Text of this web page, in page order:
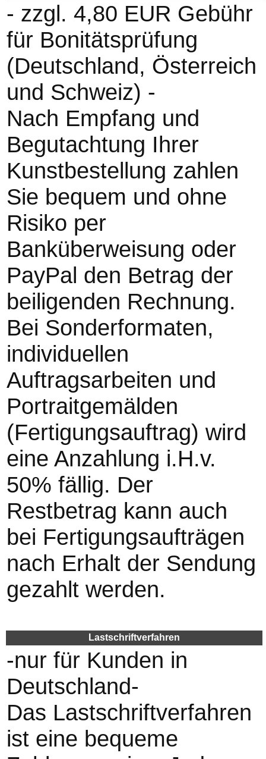
- zzgl. 4,80 EUR Gebühr
für Bonitätsprüfung
(Deutschland, Österreich
und Schweiz) -
Nach Empfang und
Begutachtung Ihrer
Kunstbestellung zahlen
Sie bequem und ohne
Risiko per
Banküberweisung oder
PayPal den Betrag der
beiligenden Rechnung.
Bei Sonderformaten,
individuellen
Auftragsarbeiten und
Portraitgemälden
(Fertigungsauftrag) wird
eine Anzahlung i.H.v.
50% fällig. Der
Restbetrag kann auch
bei Fertigungsaufträgen
nach Erhalt der Sendung
gezahlt werden.
Lastschriftverfahren
-nur für Kunden in
Deutschland-
Das Lastschriftverfahren
ist eine bequeme